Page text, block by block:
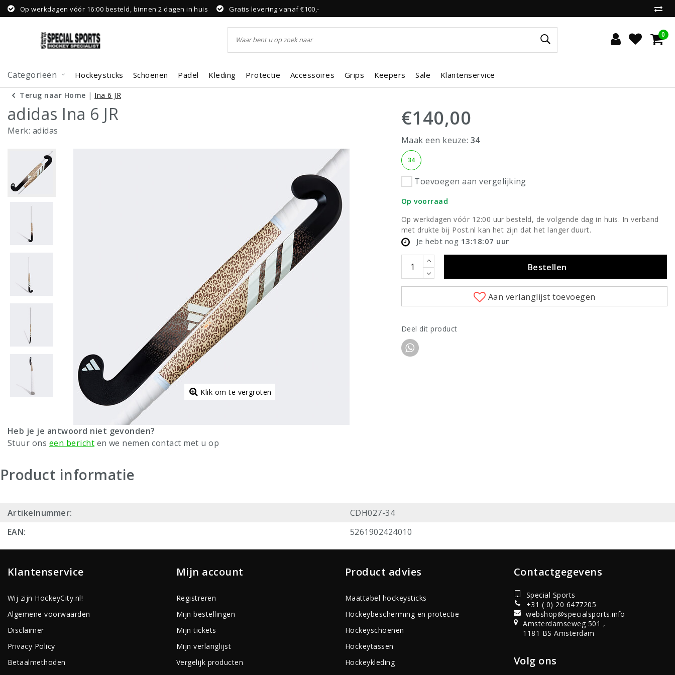
Op werkdagen vóór 16:00 besteld, binnen 2 dagen in huis Gratis levering vanaf €100,-
0
Categorieën Hockeysticks Schoenen Padel Kleding Protectie Accessoires Grips Keepers Sale Klantenservice
Terug naar Home | Ina 6 JR
adidas Ina 6 JR
Merk: adidas
Klik om te vergroten
€140,00
Maak een keuze: 34
34
Toevoegen aan vergelijking
Op voorraad
Op werkdagen vóór 12:00 uur besteld, de volgende dag in huis. In verband
met drukte bij Post.nl kan het zijn dat het langer duurt.
Je hebt nog 13:18:06 uur
Bestellen
Aan verlanglijst toevoegen
Deel dit product
Heb je je antwoord niet gevonden?
Stuur ons een bericht en we nemen contact met u op
Product informatie
Artikelnummer:
CDH027-34
EAN:
5261902424010
Klantenservice
Wij zijn HockeyCity.nl!
Algemene voorwaarden
Disclaimer
Privacy Policy
Betaalmethoden
Mijn account
Registreren
Mijn bestellingen
Mijn tickets
Mijn verlanglijst
Vergelijk producten
Product advies
Maattabel hockeysticks
Hockeybescherming en protectie
Hockeyschoenen
Hockeytassen
Hockeykleding
Contactgegevens
Special Sports
+31 ( 0) 20 6477205
webshop@specialsports.info
Amsterdamseweg 501 ,
1181 BS Amsterdam
Volg ons